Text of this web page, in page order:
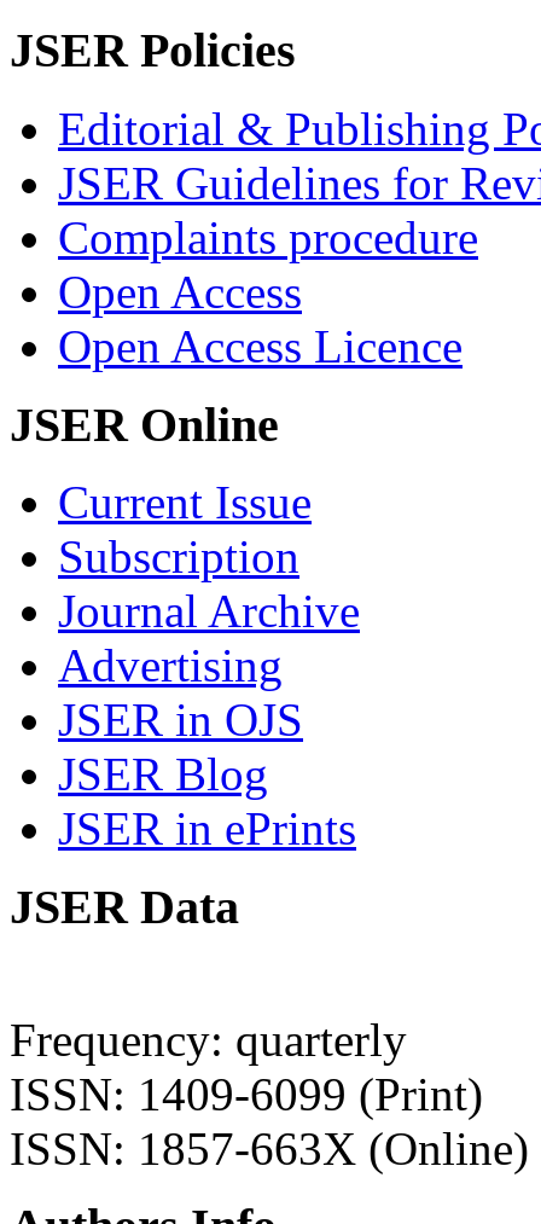
JSER Policies
Editorial & Publishing
JSER Guidelines for
Complaints procedure
Open Access
Open Access Licence
JSER Online
Current Issue
Subscription
Journal Archive
Advertising
JSER in OJS
JSER Blog
JSER in ePrints
JSER Data
Frequency: quarterly
ISSN: 1409-6099 (Print)
ISSN: 1857-663X (Online)